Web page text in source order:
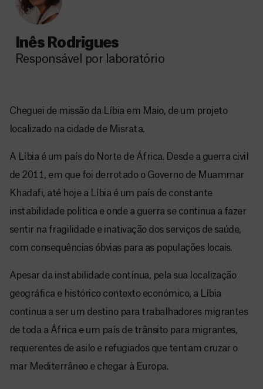
Inês Rodrigues
Responsável por laboratório
Cheguei de missão da Líbia em Maio, de um projeto
localizado na cidade de Misrata.
A Líbia é um país do Norte de África. Desde a guerra civil
de 2011, em que foi derrotado o Governo de Muammar
Khadafi, até hoje a Líbia é um país de constante
instabilidade politica e onde a guerra se continua a fazer
sentir na fragilidade e inativação dos serviços de saúde,
com consequências óbvias para as populações locais.
Apesar da instabilidade contínua, pela sua localização
geográfica e histórico contexto económico, a Líbia
continua a ser um destino para trabalhadores migrantes
de toda a África e um país de trânsito para migrantes,
requerentes de asilo e refugiados que tentam cruzar o
mar Mediterrâneo e chegar à Europa.